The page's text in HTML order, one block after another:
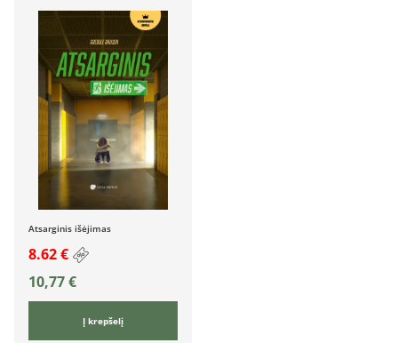
Atsarginis išėjimas
8.62 €
10,77€
Į krepšelį